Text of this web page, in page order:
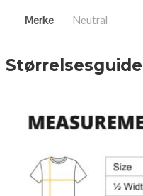
Merke Neutral
Størrelsesguide